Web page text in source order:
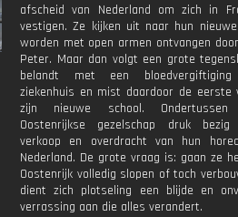
afscheid van Nederland om zich in
vestigen. Ze kijken uit naar hun
worden met open armen ontvangen
Peter. Maar dan volgt een grote
belandt met een
ziekenhuis en mist daardoor de eerste
zijn nieuwe school.
Oostenrijkse gezelschap druk
verkoop en overdracht van hun
Nederland. De grote vraag is: gaan ze
Oostenrijk volledig slopen of toch
dient zich plotseling een blijde en
verrassing aan die alles verandert.